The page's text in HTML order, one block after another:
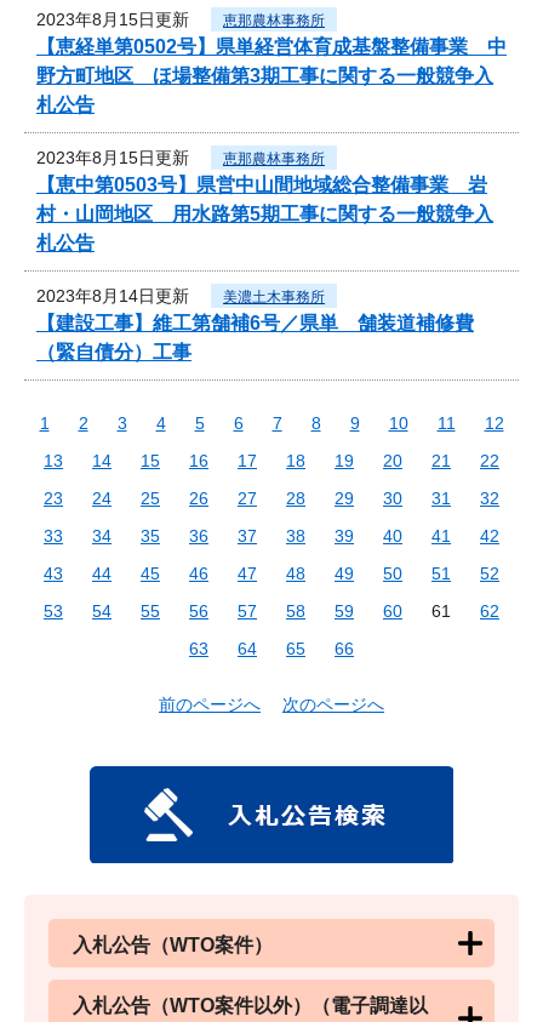
2023年8月15日更新 恵那農林事務所
【恵経単第0502号】県単経営体育成基盤整備事業 中
野方町地区 ほ場整備第3期工事に関する一般競争入
札公告
2023年8月15日更新 恵那農林事務所
【恵中第0503号】県営中山間地域総合整備事業 岩
村・山岡地区 用水路第5期工事に関する一般競争入
札公告
2023年8月14日更新 美濃土木事務所
【建設工事】維工第舗補6号／県単 舗装道補修費
（緊自債分）工事
1 2 3 4 5 6 7 8 9 10 11
12
13
14 15 16 17 18 19 20 21
22
23
24 25 26 27 28 29 30 31
32
33
34 35 36 37 38 39 40 41
42
43
44 45 46 47 48 49 50 51
52
53
54 55 56 57 58 59 60 61
62
63
64 65 66
前のページへ 次のページへ
入札公告（WTO案件）
入札公告（WTO案件以外）（電子調達以